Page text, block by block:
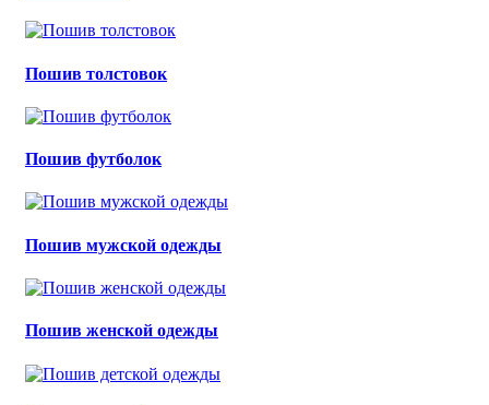
Пошив толстовок
Пошив футболок
Пошив мужской одежды
Пошив женской одежды